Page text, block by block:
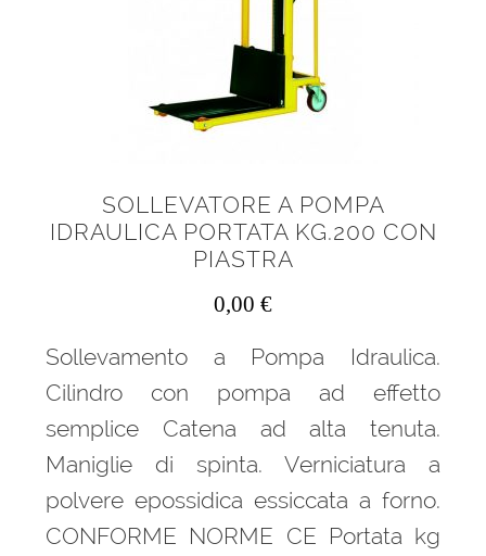
Sollevatore per materiali per tetti
Sollevatori elettrici a sfilo
Sollevatori manuali
Sollevatori manuali a sfilo
Sollevatori materiali Genie
Sollevatori materiali Golia
Sollevatori timonati
Manutenzione aerea cestello porta persone
Ponteggi
SOLLEVATORE A POMPA
IDRAULICA PORTATA KG.200 CON
PIASTRA
0,00 €
Sollevamento a Pompa Idraulica.
Cilindro con pompa ad effetto
semplice Catena ad alta tenuta.
Maniglie di spinta. Verniciatura a
polvere epossidica essiccata a forno.
CONFORME NORME CE Portata kg